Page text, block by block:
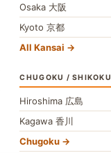
Osaka 大阪
Kyoto京都
All Kansai
CHUGOKU / SHIKOKU
Hiroshima 広島
Kagawa香川
Chugoku